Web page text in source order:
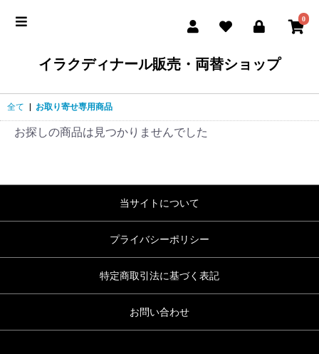
0
イラクディナール販売・両替ショップ
全て お取り寄せ専用商品
お探しの商品は見つかりませんでした
当サイトについて
プライバシーポリシー
特定商取引法に基づく表記
お問い合わせ